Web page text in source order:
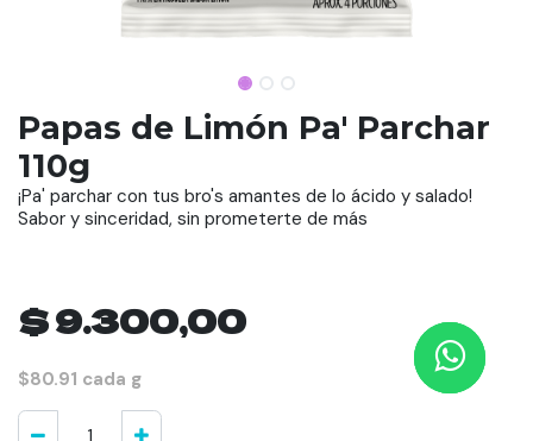
Papas de Limón Pa' Parchar
110g
¡Pa' parchar con tus bro's amantes de lo ácido y salado!
Sabor y sinceridad, sin prometerte de más
$9.300,00
$80.91 cada g